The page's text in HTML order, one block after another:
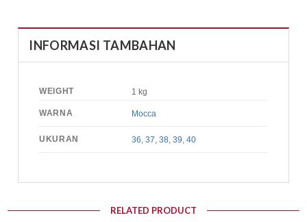
INFORMASI TAMBAHAN
WEIGHT 1 kg
WARNA Mocca
UKURAN 36 ,37 ,38 ,39 ,40
RELATED PRODUCT